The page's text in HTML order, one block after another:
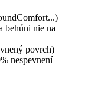
behúni nie na
povrch)
nespevnení